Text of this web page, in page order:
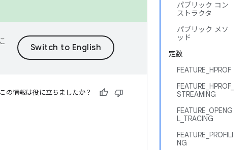
パブリック コン
ストラクタ
パブリック メソ
ッド
定数
FEATURE_HPROF
FEATURE_HPROF_
STREAMING
FEATURE_OPENG
L_TRACING
FEATURE_PROFILI
NG
この情報は役に立ちましたか？